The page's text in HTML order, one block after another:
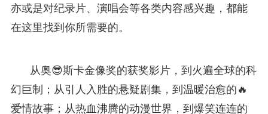
亦或是对纪录片、演唱会等各类内容感兴趣，都能
在这里找到你所需要的。
从奥😎斯卡金像奖的获奖影片，到火遍全球的科
幻巨制；从引人入胜的悬疑剧集，到温暖治愈的🔥
爱情故事；从热血沸腾的动漫世界，到爆笑连连的